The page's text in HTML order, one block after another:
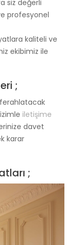
siz değerli
profesyonel
kaliteli ve
ekibimiz ile
;
ferahlatacak
iletişime
davet
karar
;